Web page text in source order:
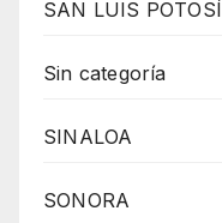
SAN LUIS POTOSÍ
Sin categoría
SINALOA
SONORA